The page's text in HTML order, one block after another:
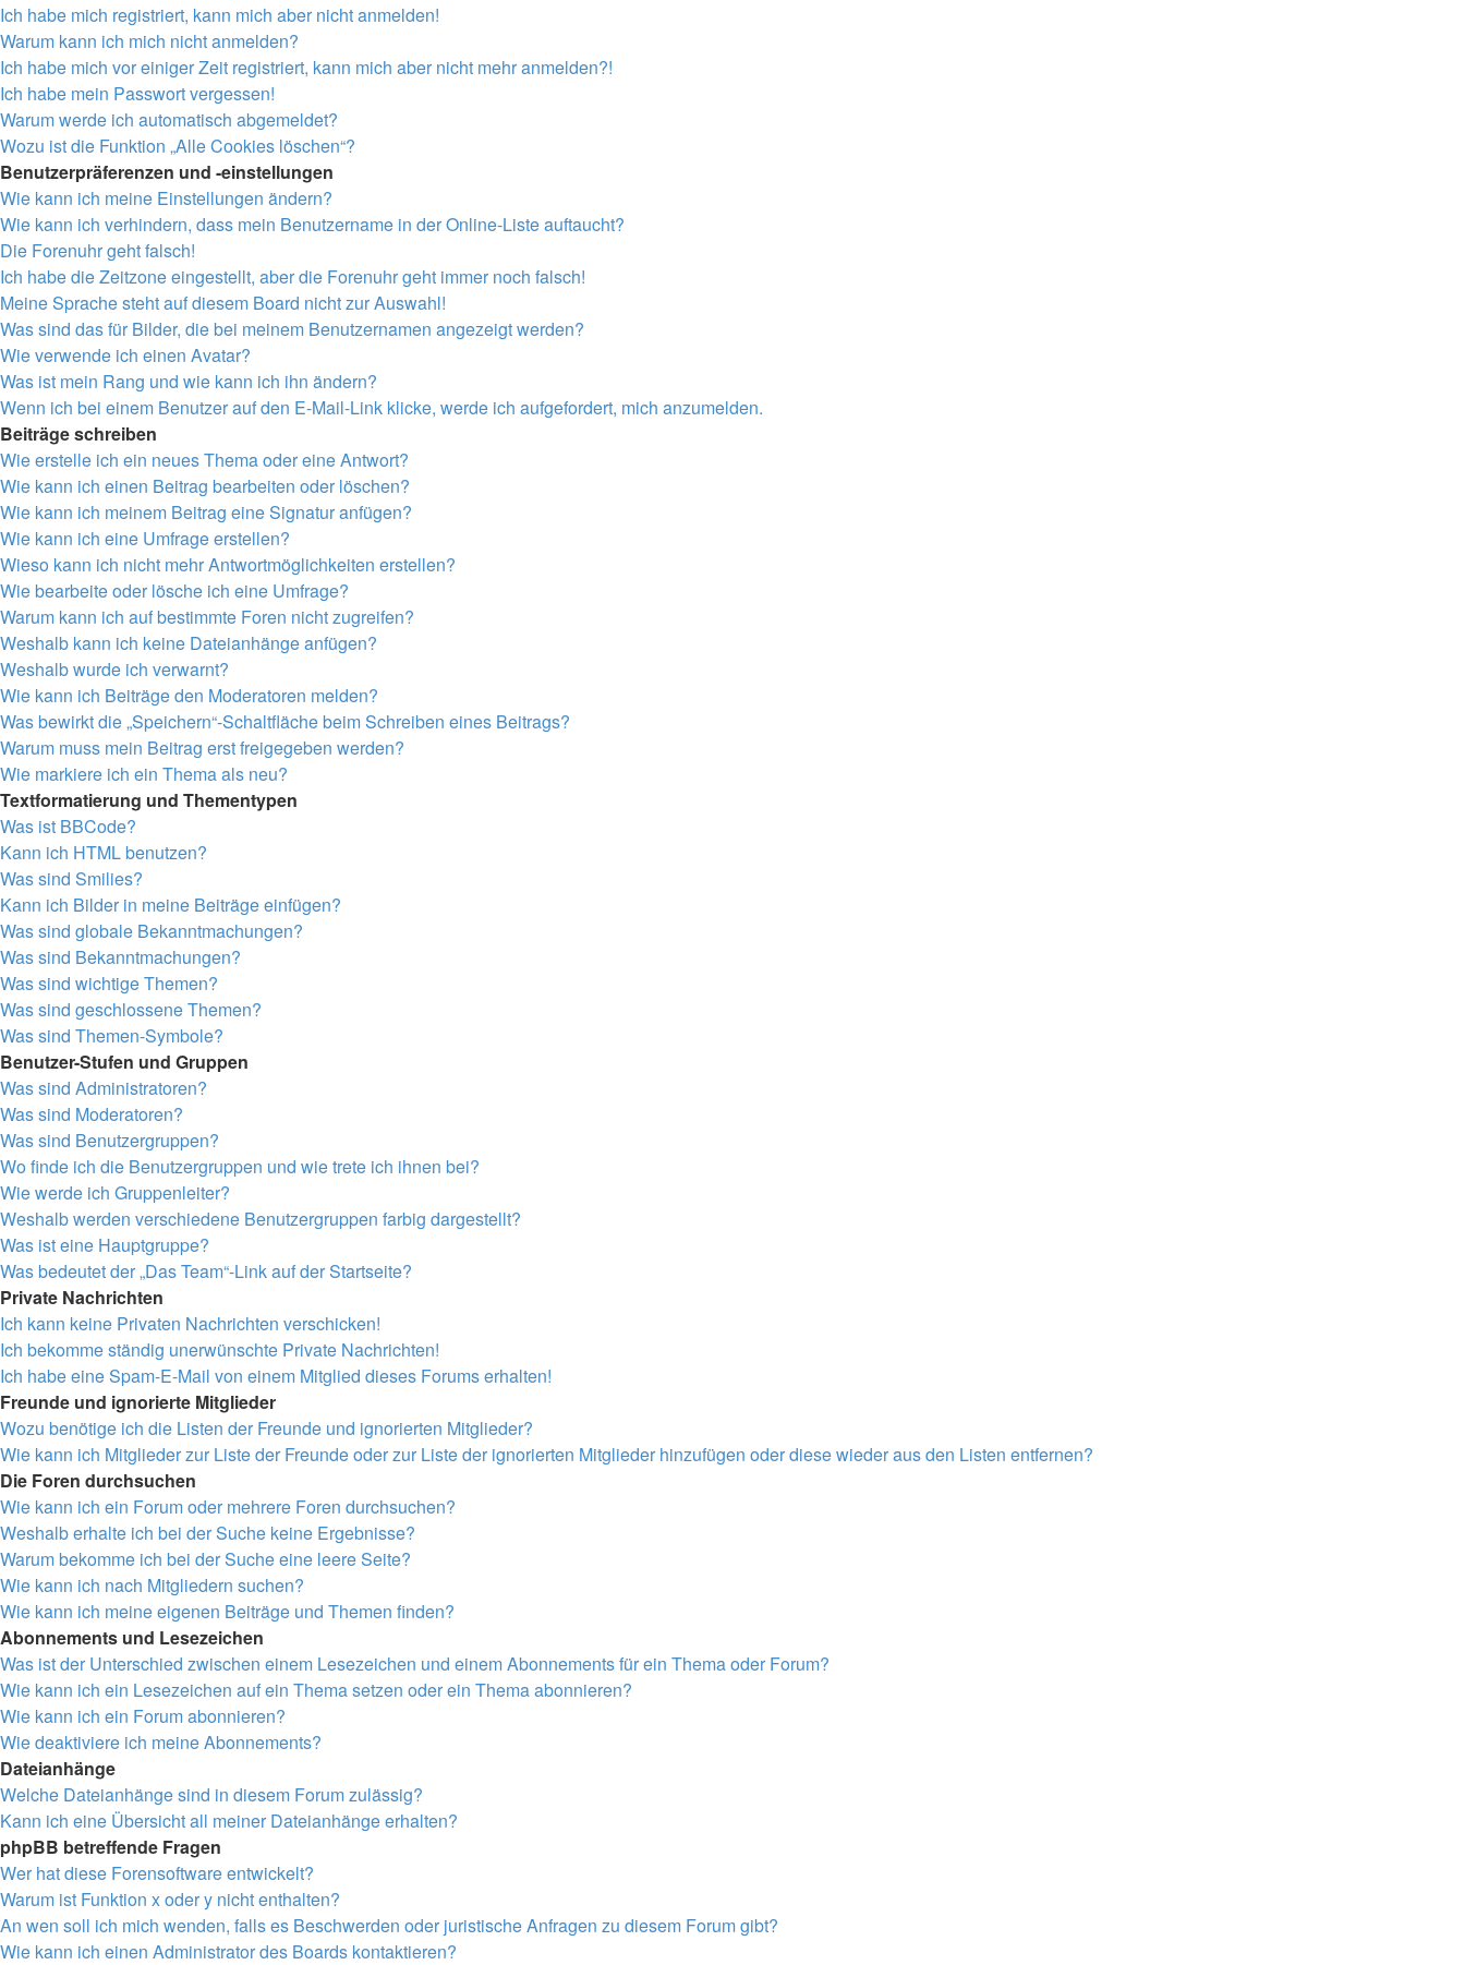
Ich habe mich registriert, kann mich aber nicht anmelden!
Warum kann ich mich nicht anmelden?
Ich habe mich vor einiger Zeit registriert, kann mich aber nicht mehr anmelden?!
Ich habe mein Passwort vergessen!
Warum werde ich automatisch abgemeldet?
Wozu ist die Funktion „Alle Cookies löschen“?
Benutzerpräferenzen und -einstellungen
Wie kann ich meine Einstellungen ändern?
Wie kann ich verhindern, dass mein Benutzername in der Online-Liste auftaucht?
Die Forenuhr geht falsch!
Ich habe die Zeitzone eingestellt, aber die Forenuhr geht immer noch falsch!
Meine Sprache steht auf diesem Board nicht zur Auswahl!
Was sind das für Bilder, die bei meinem Benutzernamen angezeigt werden?
Wie verwende ich einen Avatar?
Was ist mein Rang und wie kann ich ihn ändern?
Wenn ich bei einem Benutzer auf den E-Mail-Link klicke, werde ich aufgefordert, mich anzumelden.
Beiträge schreiben
Wie erstelle ich ein neues Thema oder eine Antwort?
Wie kann ich einen Beitrag bearbeiten oder löschen?
Wie kann ich meinem Beitrag eine Signatur anfügen?
Wie kann ich eine Umfrage erstellen?
Wieso kann ich nicht mehr Antwortmöglichkeiten erstellen?
Wie bearbeite oder lösche ich eine Umfrage?
Warum kann ich auf bestimmte Foren nicht zugreifen?
Weshalb kann ich keine Dateianhänge anfügen?
Weshalb wurde ich verwarnt?
Wie kann ich Beiträge den Moderatoren melden?
Was bewirkt die „Speichern“-Schaltfläche beim Schreiben eines Beitrags?
Warum muss mein Beitrag erst freigegeben werden?
Wie markiere ich ein Thema als neu?
Textformatierung und Thementypen
Was ist BBCode?
Kann ich HTML benutzen?
Was sind Smilies?
Kann ich Bilder in meine Beiträge einfügen?
Was sind globale Bekanntmachungen?
Was sind Bekanntmachungen?
Was sind wichtige Themen?
Was sind geschlossene Themen?
Was sind Themen-Symbole?
Benutzer-Stufen und Gruppen
Was sind Administratoren?
Was sind Moderatoren?
Was sind Benutzergruppen?
Wo finde ich die Benutzergruppen und wie trete ich ihnen bei?
Wie werde ich Gruppenleiter?
Weshalb werden verschiedene Benutzergruppen farbig dargestellt?
Was ist eine Hauptgruppe?
Was bedeutet der „Das Team“-Link auf der Startseite?
Private Nachrichten
Ich kann keine Privaten Nachrichten verschicken!
Ich bekomme ständig unerwünschte Private Nachrichten!
Ich habe eine Spam-E-Mail von einem Mitglied dieses Forums erhalten!
Freunde und ignorierte Mitglieder
Wozu benötige ich die Listen der Freunde und ignorierten Mitglieder?
Wie kann ich Mitglieder zur Liste der Freunde oder zur Liste der ignorierten Mitglieder hinzufügen oder diese wieder aus den Listen entfernen?
Die Foren durchsuchen
Wie kann ich ein Forum oder mehrere Foren durchsuchen?
Weshalb erhalte ich bei der Suche keine Ergebnisse?
Warum bekomme ich bei der Suche eine leere Seite?
Wie kann ich nach Mitgliedern suchen?
Wie kann ich meine eigenen Beiträge und Themen finden?
Abonnements und Lesezeichen
Was ist der Unterschied zwischen einem Lesezeichen und einem Abonnements für ein Thema oder Forum?
Wie kann ich ein Lesezeichen auf ein Thema setzen oder ein Thema abonnieren?
Wie kann ich ein Forum abonnieren?
Wie deaktiviere ich meine Abonnements?
Dateianhänge
Welche Dateianhänge sind in diesem Forum zulässig?
Kann ich eine Übersicht all meiner Dateianhänge erhalten?
phpBB betreffende Fragen
Wer hat diese Forensoftware entwickelt?
Warum ist Funktion x oder y nicht enthalten?
An wen soll ich mich wenden, falls es Beschwerden oder juristische Anfragen zu diesem Forum gibt?
Wie kann ich einen Administrator des Boards kontaktieren?